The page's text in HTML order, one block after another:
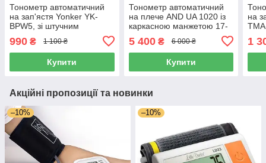
Тонометр автоматичний
на зап'ястя Yonker YK-
BPW5, зі штучним
інтелектом, індикатором
аритмії
990 ₴ 1 100 ₴
Купити
Тонометр автоматичний
на плече AND UA 1020 із
каркасною манжетою 17-
32 см, індикатор аритмії,
Японія
5 400₴ 6 000 ₴
Купити
на
1
Акційні пропозиції та новинки
–10% –10%